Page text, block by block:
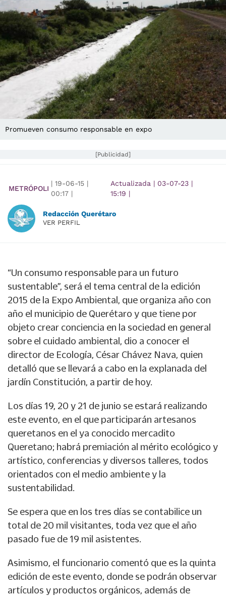
Promueven consumo responsable en expo
[Publicidad]
METRÓPOLI
| 19-06-15 |
00:17 |
Actualizada | 03-07-23 |
15:19 |
Redacción Querétaro
VER PERFIL
“Un consumo responsable para un futuro
sustentable”, será el tema central de la edición
2015 de la Expo Ambiental, que organiza año con
año el municipio de Querétaro y que tiene por
objeto crear conciencia en la sociedad en general
sobre el cuidado ambiental, dio a conocer el
director de Ecología, César Chávez Nava, quien
detalló que se llevará a cabo en la explanada del
jardín Constitución, a partir de hoy.
Los días 19, 20 y 21 de junio se estará realizando
este evento, en el que participarán artesanos
queretanos en el ya conocido mercadito
Queretano; habrá premiación al mérito ecológico y
artístico, conferencias y diversos talleres, todos
orientados con el medio ambiente y la
sustentabilidad.
Se espera que en los tres días se contabilice un
total de 20 mil visitantes, toda vez que el año
pasado fue de 19 mil asistentes.
Asimismo, el funcionario comentó que es la quinta
edición de este evento, donde se podrán observar
artículos y productos orgánicos, además de